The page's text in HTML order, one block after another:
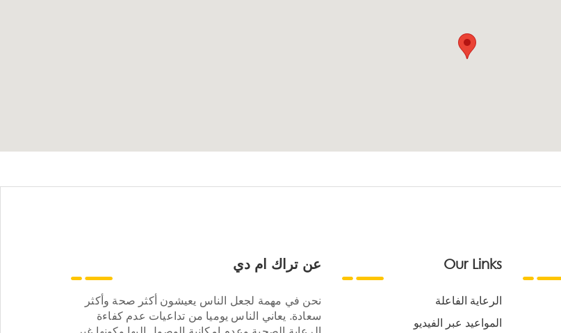
عن تراك ام دي
نحن في مهمة لجعل الناس يعيشون أكثر صحة وأكثر
سعادة. يعاني الناس يوميا من تداعيات عدم كفاءة
Our Links
الرعاية الفاعلة
المواعيد عبر الفيديو